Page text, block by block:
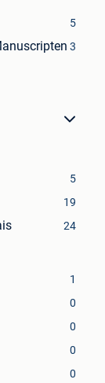
5
3
5
19
24
1
0
0
0
0